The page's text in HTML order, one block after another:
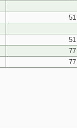
51
51
77
77